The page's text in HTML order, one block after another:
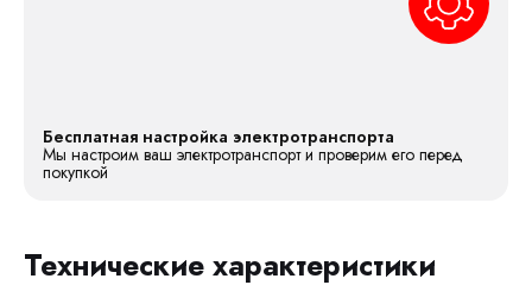
Бесплатная настройка электротранспорта
Мы настроим ваш электротранспорт и проверим его перед
покупкой
Технические характеристики